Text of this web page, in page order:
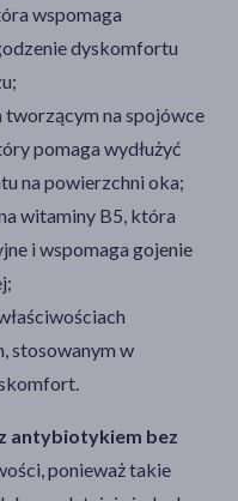
wspomaga
dyskomfortu
tworzącym na spojówce
pomaga wydłużyć
na powierzchni oka;
witaminy B5, która
i wspomaga gojenie
stosowanym w
antybiotykiem bez
ponieważ takie